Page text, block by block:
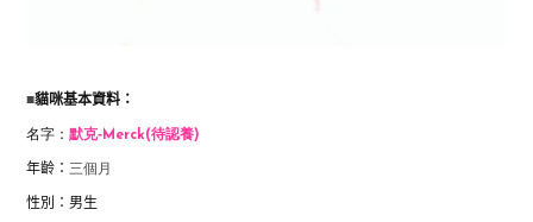
■貓咪基本資料：
名字： 默克-Merck(待認養)
年齡： 三個月
性別：男生